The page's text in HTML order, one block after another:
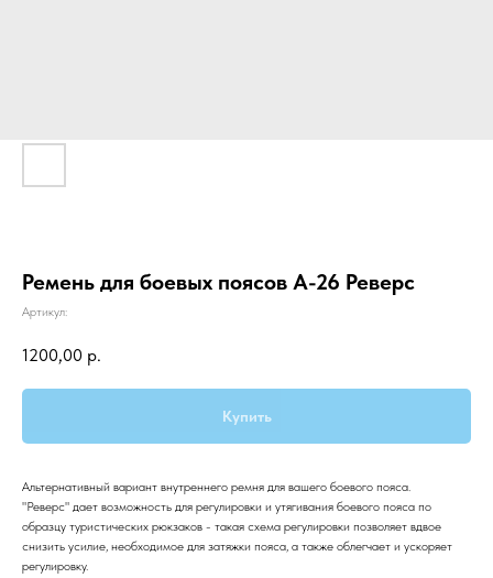
Ремень для боевых поясов А-26 Реверс
Артикул:
1200,00 р.
Купить
Альтернативный вариант внутреннего ремня для вашего боевого пояса.
"Реверс" дает возможность для регулировки и утягивания боевого пояса по
образцу туристических рюкзаков - такая схема регулировки позволяет вдвое
снизить усилие, необходимое для затяжки пояса, а также облегчает и ускоряет
регулировку.